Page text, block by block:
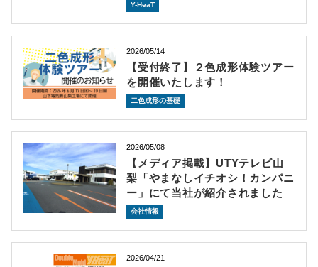
Y-HeaT
2026/05/14
【受付終了】２色成形体験ツアー
を開催いたします！
二色成形の基礎
2026/05/08
【メディア掲載】UTYテレビ山
梨「やまなしイチオシ！カンパニ
ー」にて当社が紹介されました
会社情報
2026/04/21